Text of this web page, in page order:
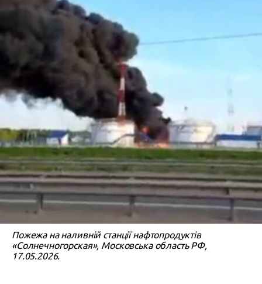
Пожежа на наливній станції нафтопродуктів
«Солнечногорская», Московська область РФ,
17.05.2026.